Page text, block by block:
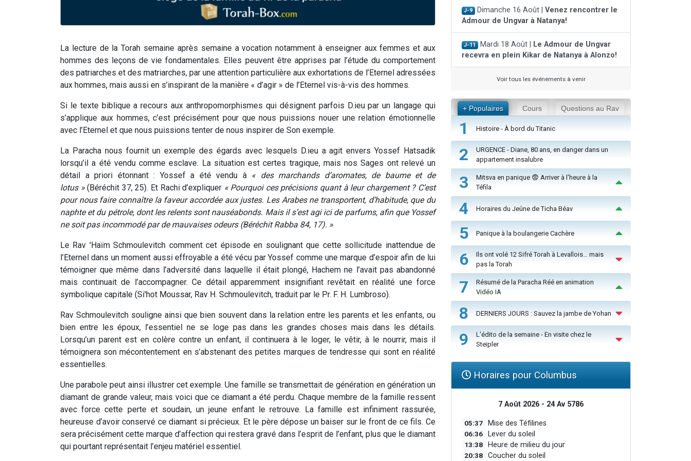
La lecture de la Torah semaine après semaine a vocation notamment à enseigner aux femmes et aux
hommes des leçons de vie fondamentales. Elles peuvent être apprises par l’étude du comportement
des patriarches et des matriarches, par une attention particulière aux exhortations de l’Eternel adressées
aux hommes, mais aussi en s’inspirant de la manière « d’agir » de l’Eternel vis-à-vis des hommes.
Si le texte biblique a recours aux anthropomorphismes qui désignent parfois D.ieu par un langage qui
s’applique aux hommes, c’est précisément pour que nous puissions nouer une relation émotionnelle
avec l’Eternel et que nous puissions tenter de nous inspirer de Son exemple.
La Paracha nous fournit un exemple des égards avec lesquels D.ieu a agit envers Yossef Hatsadik
lorsqu’il a été vendu comme esclave. La situation est certes tragique, mais nos Sages ont relevé un
détail a priori étonnant : Yossef a été vendu à « des marchands d’aromates, de baume et de
lotus »(Béréchit 37, 25). Et Rachi d’expliquer « Pourquoi ces précisions quant à leur chargement ? C’est
pour nous faire connaître la faveur accordée aux justes. Les Arabes ne transportent, d’habitude, que du
naphte et du pétrole, dont les relents sont nauséabonds. Mais il s’est agi ici de parfums, afin que Yossef
ne soit pas incommodé par de mauvaises odeurs (Béréchit Rabba 84, 17). »
Le Rav 'Haïm Schmoulevitch comment cet épisode en soulignant que cette sollicitude inattendue de
l’Eternel dans un moment aussi effroyable a été vécu par Yossef comme une marque d’espoir afin de lui
témoigner que même dans l’adversité dans laquelle il était plongé, Hachem ne l’avait pas abandonné
mais continuait de l’accompagner. Ce détail apparemment insignifiant revêtait en réalité une force
symbolique capitale (Si'hot Moussar, Rav H. Schmoulevitch, traduit par le Pr. F. H. Lumbroso).
Rav Schmoulevitch souligne ainsi que bien souvent dans la relation entre les parents et les enfants, ou
bien entre les époux, l’essentiel ne se loge pas dans les grandes choses mais dans les détails.
Lorsqu’un parent est en colère contre un enfant, il continuera à le loger, le vêtir, à le nourrir, mais il
témoignera son mécontentement en s’abstenant des petites marques de tendresse qui sont en réalité
essentielles.
Une parabole peut ainsi illustrer cet exemple. Une famille se transmettait de génération en génération un
diamant de grande valeur, mais voici que ce diamant a été perdu. Chaque membre de la famille ressent
avec force cette perte et soudain, un jeune enfant le retrouve. La famille est infiniment rassurée,
heureuse d’avoir conservé ce diamant si précieux. Et le père dépose un baiser sur le front de ce fils. Ce
sera précisément cette marque d’affection qui restera gravé dans l’esprit de l’enfant, plus que le diamant
qui pourtant représentait l’enjeu matériel essentiel.
J-9 Dimanche 16 Août | Venez rencontrer le
Admour de Ungvar à Natanya!
J-11 Mardi 18 Août |
Le Admour de Ungvar
recevra en plein Kikar de Natanya à Alonzo!
Voir tous les événements à venir
+ Populaires Cours Questions au Rav
1 Histoire - À bord du Titanic
2
URGENCE - Diane, 80 ans, en danger dans un
appartement insalubre
3
Mitsva en panique 😨 Arriver à l'heure à la
Téfila
4 Horaires du Jeûne de Ticha Béav
5 Panique à la boulangerie Cachère
6
Ils ont volé 12 Sifré Torah à Levallois… mais
pas la Torah
7
Résumé de la Paracha Réé en animation
Vidéo IA
8 DERNIERS JOURS : Sauvez la jambe de Yohan
9
L'édito de la semaine - En visite chez le
Steipler
Horaires pour Columbus
7 Août 2026 - 24 Av 5786
05:37 Mise des Téfilines
06:36 Lever du soleil
13:38 Heure de milieu du jour
20:38 Coucher du soleil